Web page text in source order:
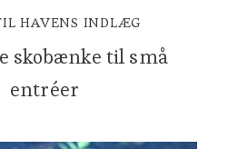
HAVENS INDLÆG
skobænke til små
entréer